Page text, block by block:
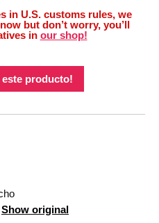
in U.S. customs rules, we
but don’t worry, you’ll
in our shop!
este producto!
Show original